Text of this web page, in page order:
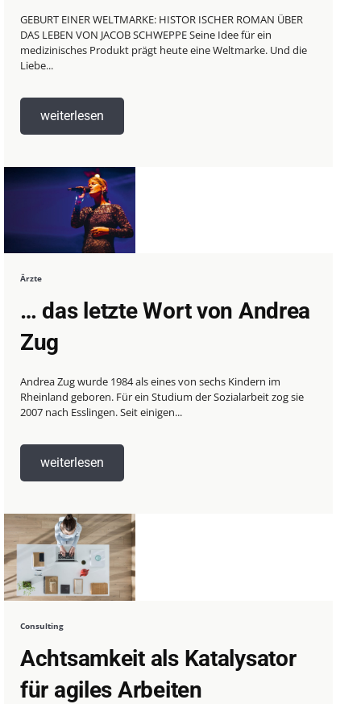
GEBURT EINER WELTMARKE: HISTOR ISCHER ROMAN ÜBER
DAS LEBEN VON JACOB SCHWEPPE Seine Idee für ein
medizinisches Produkt prägt heute eine Weltmarke. Und die
Liebe...
weiterlesen
Ärzte
… das letzte Wort von Andrea
Zug
Andrea Zug wurde 1984 als eines von sechs Kindern im
Rheinland geboren. Für ein Studium der Sozialarbeit zog sie
2007 nach Esslingen. Seit einigen...
weiterlesen
Consulting
Achtsamkeit als Katalysator
für agiles Arbeiten